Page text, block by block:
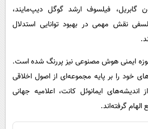
فیلسوف ارشد گوگل دیپ‌مایند،
نقش مهمی در بهبود توانایی استدلال
ایمنی هوش مصنوعی نیز پررنگ شده است.
خود را بر پایه مجموعه‌ای از اصول اخلاقی
ایمانوئل کانت، اعلامیه جهانی
گرفته‌اند.